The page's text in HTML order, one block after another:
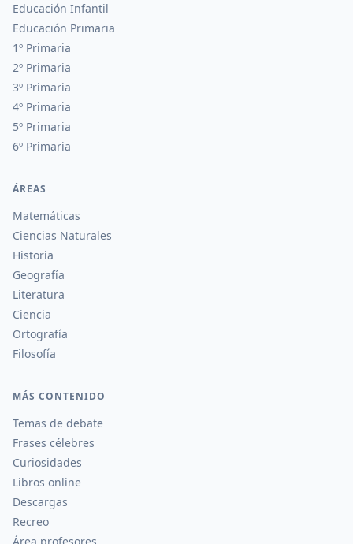
Educación Infantil
Educación Primaria
1º Primaria
2º Primaria
3º Primaria
4º Primaria
5º Primaria
6º Primaria
ÁREAS
Matemáticas
Ciencias Naturales
Historia
Geografía
Literatura
Ciencia
Ortografía
Filosofía
MÁS CONTENIDO
Temas de debate
Frases célebres
Curiosidades
Libros online
Descargas
Recreo